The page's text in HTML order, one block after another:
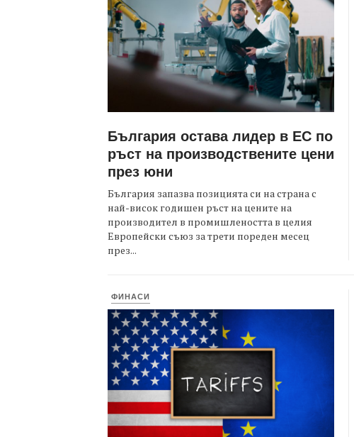
България остава лидер в ЕС по
ръст на производствените цени
през юни
България запазва позицията си на страна с
най-висок годишен ръст на цените на
производител в промишлеността в целия
Европейски съюз за трети пореден месец
през...
ФИНАСИ